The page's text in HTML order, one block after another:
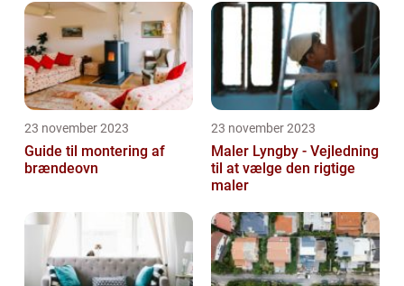
23 november 2023
Guide til montering af
brændeovn
23 november 2023
Maler Lyngby - Vejledning
til at vælge den rigtige
maler